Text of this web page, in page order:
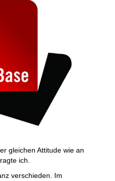
gleichen Attitude wie an
ich.
verschieden. Im